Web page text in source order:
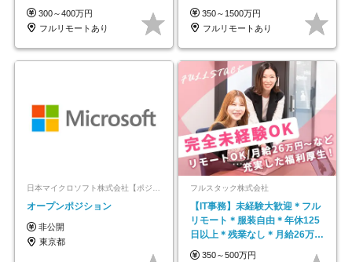
平均年齢33歳
300～400万円
フルリモートあり
350～1500万円
フルリモートあり
日本マイクロソフト株式会社【ポジションマッチ登録】
オープンポジション
非公開
東京都
フルスタック株式会社
【IT事務】未経験大歓迎＊フル
リモート＊服装自由＊年休125
日以上＊残業なし＊月給26万円
以上
350～500万円